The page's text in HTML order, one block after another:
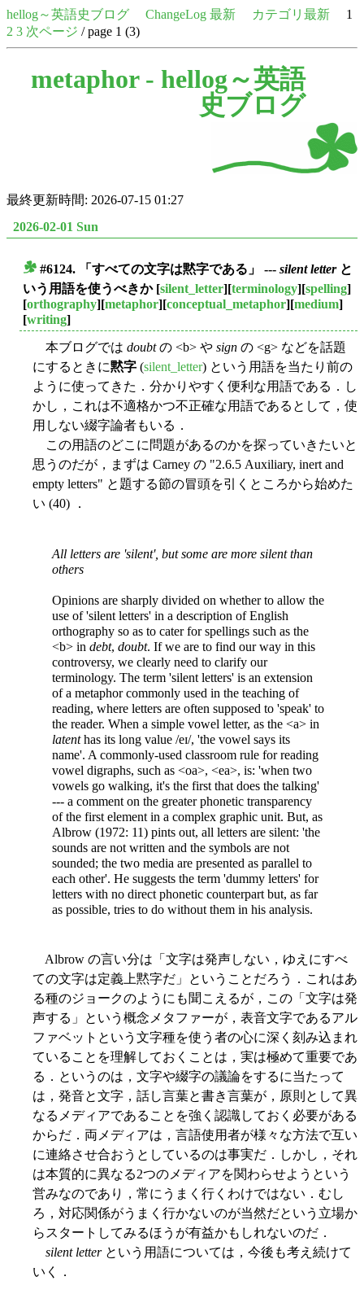
hellog～英語史ブログ ChangeLog 最新 カテゴリ最新 1
2 3 次ページ / page 1 (3)
metaphor - hellog～英語
史ブログ
最終更新時間: 2026-07-15 01:27
2026-02-01 Sun
#6124. 「すべての文字は黙字である」 --- silent letterと
いう用語を使うべきか[silent_letter][terminology][spelling]
[orthography][metaphor][conceptual_metaphor][medium]
[writing]
本ブログでは doubtの <b> や sign の <g> などを話題
にするときに黙字 (silent_letter) という用語を当たり前の
ように使ってきた．分かりやすく便利な用語である．し
かし，これは不適格かつ不正確な用語であるとして，使
用しない綴字論者もいる．
この用語のどこに問題があるのかを探っていきたいと
思うのだが，まずは Carney の "2.6.5 Auxiliary, inert and
empty letters" と題する節の冒頭を引くところから始めた
い (40) ．
All letters are 'silent', but some are more silent than
others
Opinions are sharply divided on whether to allow the
use of 'silent letters' in a description of English
orthography so as to cater for spellings such as the
<b> in debt, doubt. If we are to find our way in this
controversy, we clearly need to clarify our
terminology. The term 'silent letters' is an extension
of a metaphor commonly used in the teaching of
reading, where letters are often supposed to 'speak' to
the reader. When a simple vowel letter, as the <a> in
latenthas its long value /eɪ/, 'the vowel says its
name'. A commonly-used classroom rule for reading
vowel digraphs, such as <oa>, <ea>, is: 'when two
vowels go walking, it's the first that does the talking'
--- a comment on the greater phonetic transparency
of the first element in a complex graphic unit. But, as
Albrow (1972: 11) pints out, all letters are silent: 'the
sounds are not written and the symbols are not
sounded; the two media are presented as parallel to
each other'. He suggests the term 'dummy letters' for
letters with no direct phonetic counterpart but, as far
as possible, tries to do without them in his analysis.
Albrow の言い分は「文字は発声しない，ゆえにすべ
ての文字は定義上黙字だ」ということだろう．これはあ
る種のジョークのようにも聞こえるが，この「文字は発
声する」という概念メタファーが，表音文字であるアル
ファベットという文字種を使う者の心に深く刻み込まれ
ていることを理解しておくことは，実は極めて重要であ
る．というのは，文字や綴字の議論をするに当たって
は，発音と文字，話し言葉と書き言葉が，原則として異
なるメディアであることを強く認識しておく必要がある
からだ．両メディアは，言語使用者が様々な方法で互い
に連絡させ合おうとしているのは事実だ．しかし，それ
は本質的に異なる2つのメディアを関わらせようという
営みなのであり，常にうまく行くわけではない．むし
ろ，対応関係がうまく行かないのが当然だという立場か
らスタートしてみるほうが有益かもしれないのだ．
silent letterという用語については，今後も考え続けて
いく．